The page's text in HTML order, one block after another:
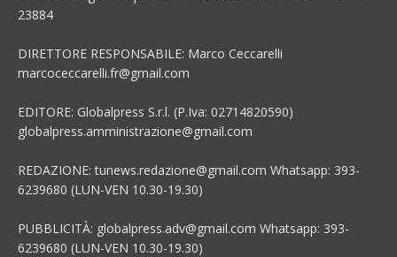
23884
DIRETTORE RESPONSABILE: Marco Ceccarelli
marcoceccarelli.fr@gmail.com
EDITORE: Globalpress S.r.l. (P.Iva: 02714820590)
globalpress.amministrazione@gmail.com
REDAZIONE: tunews.redazione@gmail.com Whatsapp: 393-
6239680 (LUN-VEN 10.30-19.30)
PUBBLICITÀ: globalpress.adv@gmail.com Whatsapp: 393-
6239680 (LUN-VEN 10.30-19.30)